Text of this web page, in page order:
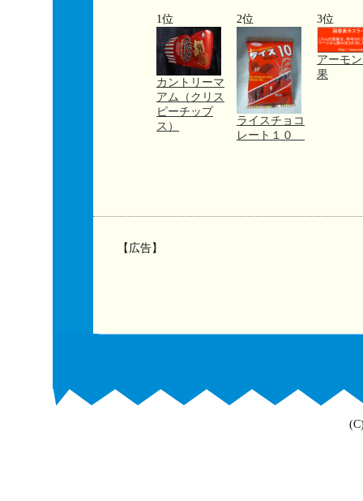
1位
カントリーマ
アム（クリス
ピーチップ
ス）
2位
ライスチョコ
レート１０
3位
アーモ
果
【広告】